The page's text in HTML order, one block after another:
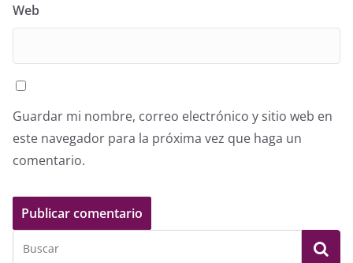
Web
Guardar mi nombre, correo electrónico y sitio web en
este navegador para la próxima vez que haga un
comentario.